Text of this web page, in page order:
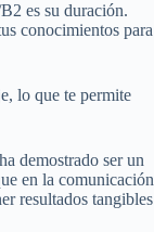
es su duración.
conocimientos para
lo que te permite
demostrado ser un
en la comunicación
resultados tangibles